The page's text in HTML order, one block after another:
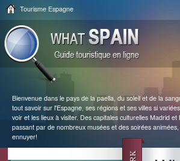
Tourisme Espagne
Bienvenue dans le pays de la paella, du soleil et de la
tout savoir sur l'Espagne, ses régions et ses villes si
voir et les lieux à visiter. Des capitales culturelles Madrid
passant par de nombreux musées et des soirées
ennuyer!